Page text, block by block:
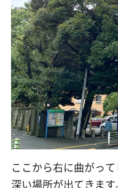
ここから右に曲がっ
深い場所が出てきます